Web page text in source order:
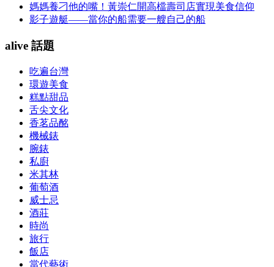
媽媽養刁他的嘴！黃崇仁開高檔壽司店實現美食信仰
影子遊艇——當你的船需要一艘自己的船
alive 話題
吃遍台灣
環遊美食
糕點甜品
舌尖文化
香茗品酩
機械錶
腕錶
私廚
米其林
葡萄酒
威士忌
酒莊
時尚
旅行
飯店
當代藝術